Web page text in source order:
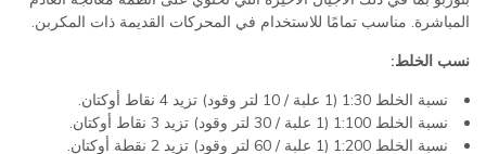
المباشرة. مناسب تمامًا للاستخدام في المحركات القديمة ذات المكربن.
نسب الخلط:
نسبة الخلط 1:30 (1 علبة / 10 لتر وقود) تزيد 4 نقاط أوكتان.
نسبة الخلط 1:100 (1 علبة / 30 لتر وقود) تزيد 3 نقاط أوكتان.
نسبة الخلط 1:200 (1 علبة / 60 لتر وقود) تزيد 2 نقطة أوكتان.